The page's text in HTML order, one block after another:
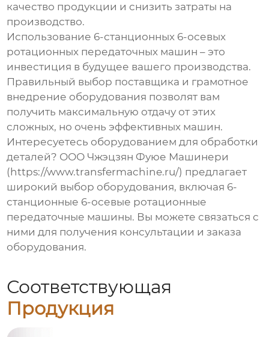
качество продукции и снизить затраты на
производство.
Использование 6-станционных 6-осевых
ротационных передаточных машин – это
инвестиция в будущее вашего производства.
Правильный выбор поставщика и грамотное
внедрение оборудования позволят вам
получить максимальную отдачу от этих
сложных, но очень эффективных машин.
Интересуетесь оборудованием для обработки
деталей? ООО Чжэцзян Фуюе Машинери
( https://www.transfermachine.ru/) предлагает
широкий выбор оборудования, включая 6-
станционные 6-осевые ротационные
передаточные машины. Вы можете связаться с
ними для получения консультации и заказа
оборудования.
Соответствующая
Продукция